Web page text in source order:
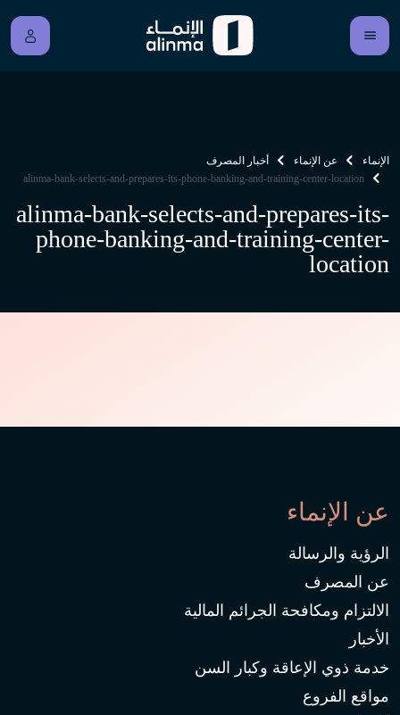
الإنماء عن الإنماء
أخبار المصرف
alinma-bank-selects-and-prepares-its-phone-banking-and-training-center-location
alinma-bank-selects-and-prepares-its-
phone-banking-and-training-center-
location
عن الإنماء
الرؤية والرسالة
عن المصرف
الالتزام ومكافحة الجرائم المالية
الأخبار
خدمة ذوي الإعاقة وكبار السن
مواقع الفروع